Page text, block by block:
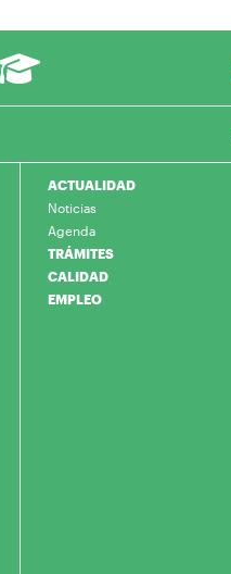
ACTUALIDAD
Noticias
Agenda
TRÁMITES
CALIDAD
EMPLEO